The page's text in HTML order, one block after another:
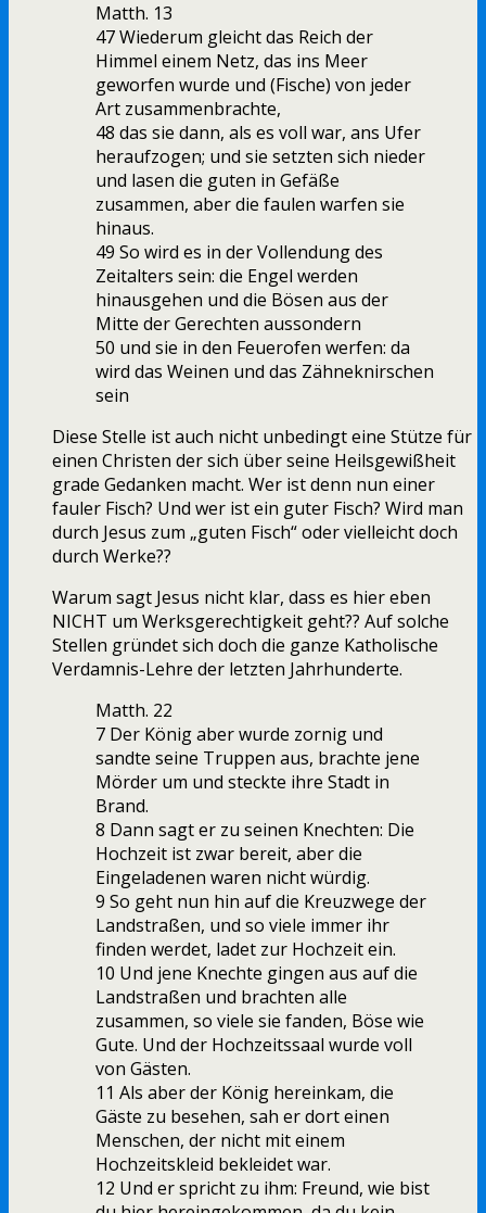
Matth. 13
47 Wiederum gleicht das Reich der
Himmel einem Netz, das ins Meer
geworfen wurde und (Fische) von jeder
Art zusammenbrachte,
48 das sie dann, als es voll war, ans Ufer
heraufzogen; und sie setzten sich nieder
und lasen die guten in Gefäße
zusammen, aber die faulen warfen sie
hinaus.
49 So wird es in der Vollendung des
Zeitalters sein: die Engel werden
hinausgehen und die Bösen aus der
Mitte der Gerechten aussondern
50 und sie in den Feuerofen werfen: da
wird das Weinen und das Zähneknirschen
sein
Diese Stelle ist auch nicht unbedingt eine Stütze für
einen Christen der sich über seine Heilsgewißheit
grade Gedanken macht. Wer ist denn nun einer
fauler Fisch? Und wer ist ein guter Fisch? Wird man
durch Jesus zum „guten Fisch“ oder vielleicht doch
durch Werke??
Warum sagt Jesus nicht klar, dass es hier eben
NICHT um Werksgerechtigkeit geht?? Auf solche
Stellen gründet sich doch die ganze Katholische
Verdamnis-Lehre der letzten Jahrhunderte.
Matth. 22
7 Der König aber wurde zornig und
sandte seine Truppen aus, brachte jene
Mörder um und steckte ihre Stadt in
Brand.
8 Dann sagt er zu seinen Knechten: Die
Hochzeit ist zwar bereit, aber die
Eingeladenen waren nicht würdig.
9 So geht nun hin auf die Kreuzwege der
Landstraßen, und so viele immer ihr
finden werdet, ladet zur Hochzeit ein.
10 Und jene Knechte gingen aus auf die
Landstraßen und brachten alle
zusammen, so viele sie fanden, Böse wie
Gute. Und der Hochzeitssaal wurde voll
von Gästen.
11 Als aber der König hereinkam, die
Gäste zu besehen, sah er dort einen
Menschen, der nicht mit einem
Hochzeitskleid bekleidet war.
12 Und er spricht zu ihm: Freund, wie bist